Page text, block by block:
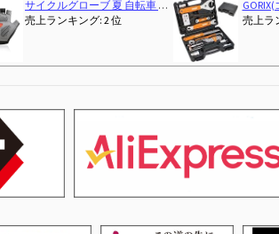
Sportneer 自転車 鍵 U字ロック ケーブル付き 縦200×横160mm 電動自動車バッテリーロック 電動アシスト自転車 ママチャリ ロードバイク 駐輪場 通勤用 地球ロック 頑丈 盗難防止 鍵3本付き
売上ランキング: 6 位
MORYTRADE 自転車
売上ラ